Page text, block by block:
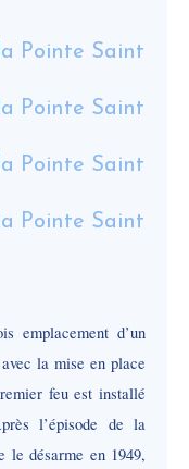
emplacement d’un
la mise en place
feu est installé
l’épisode de la
désarme en 1949,